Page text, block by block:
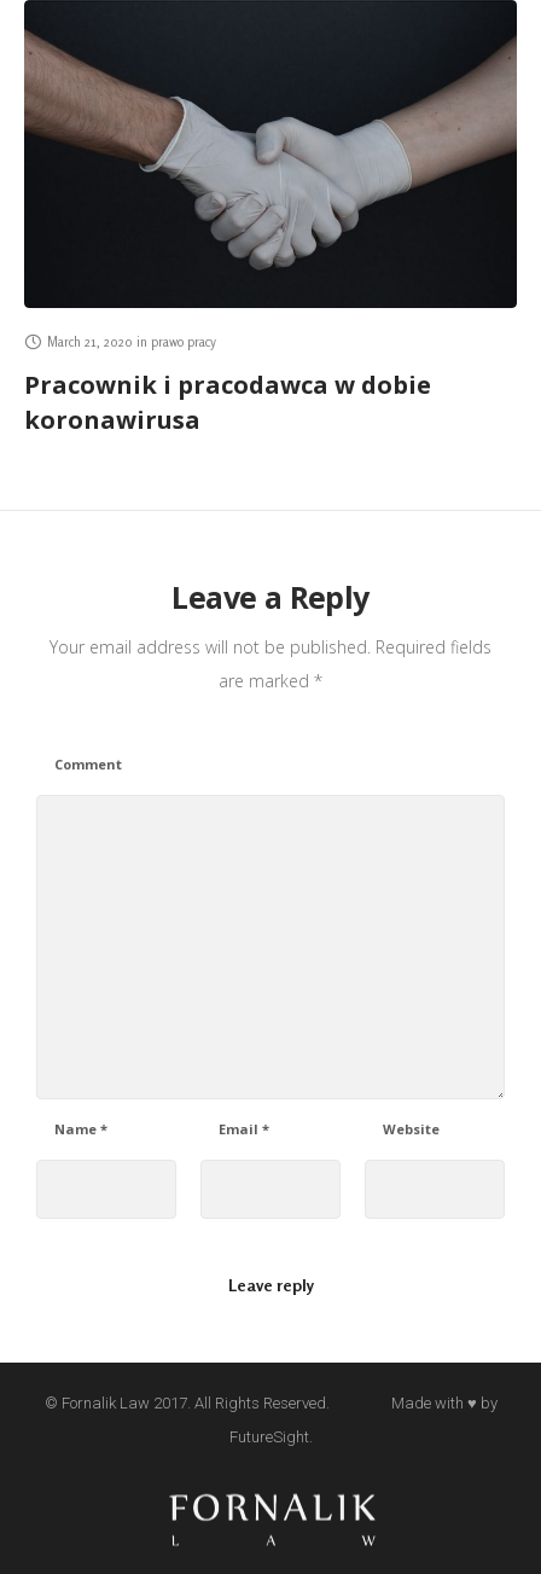
March 21, 2020 in prawo pracy
Pracownik i pracodawca w dobie
koronawirusa
Leave a Reply
Your email address will not be published. Required fields
are marked *
Comment
Name * Email * Website
© Fornalik Law 2017. All Rights Reserved. Made with ♥ by
FutureSight.